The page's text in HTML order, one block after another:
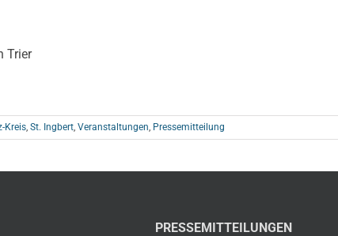
Trier
Kreis, St. Ingbert, Veranstaltungen, Pressemitteilung
PRESSEMITTEILUNGEN